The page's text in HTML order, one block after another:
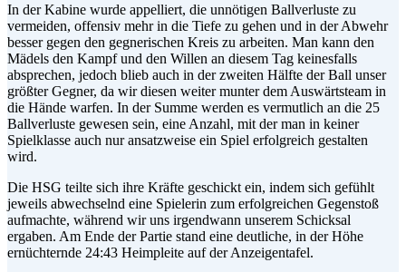
In der Kabine wurde appelliert, die unnötigen Ballverluste zu
vermeiden, offensiv mehr in die Tiefe zu gehen und in der Abwehr
besser gegen den gegnerischen Kreis zu arbeiten. Man kann den
Mädels den Kampf und den Willen an diesem Tag keinesfalls
absprechen, jedoch blieb auch in der zweiten Hälfte der Ball unser
größter Gegner, da wir diesen weiter munter dem Auswärtsteam in
die Hände warfen. In der Summe werden es vermutlich an die 25
Ballverluste gewesen sein, eine Anzahl, mit der man in keiner
Spielklasse auch nur ansatzweise ein Spiel erfolgreich gestalten
wird.
Die HSG teilte sich ihre Kräfte geschickt ein, indem sich gefühlt
jeweils abwechselnd eine Spielerin zum erfolgreichen Gegenstoß
aufmachte, während wir uns irgendwann unserem Schicksal
ergaben. Am Ende der Partie stand eine deutliche, in der Höhe
ernüchternde 24:43 Heimpleite auf der Anzeigentafel.